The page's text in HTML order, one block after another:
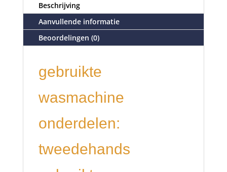
Beschrijving
Aanvullende informatie
Beoordelingen (0)
gebruikte
wasmachine
onderdelen:
tweedehands